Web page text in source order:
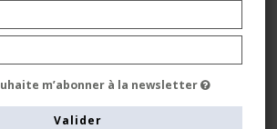
m’abonner à la newsletter
Valider